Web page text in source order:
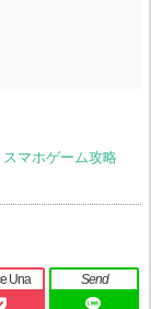
スマホゲーム攻略
Una Send